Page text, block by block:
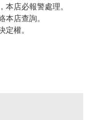
店必報警處理。
店查詢。
權。